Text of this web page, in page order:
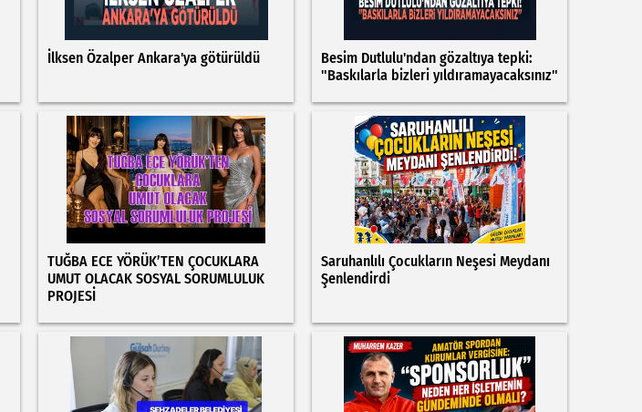
İlksen Özalper Ankara'ya götürüldü
Besim Dutlulu'ndan gözaltıya tepki:
"Baskılarla bizleri yıldıramayacaksınız"
TUĞBA ECE YÖRÜK’TEN ÇOCUKLARA
UMUT OLACAK SOSYAL SORUMLULUK
PROJESİ
Saruhanlılı Çocukların Neşesi Meydanı
Şenlendirdi